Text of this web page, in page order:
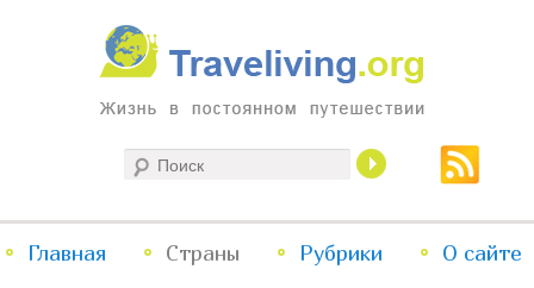
Traveliving
Жизнь в постоянном путешествии
меню
Перейти
Перейти
Главная Страны Рубрики О сайте